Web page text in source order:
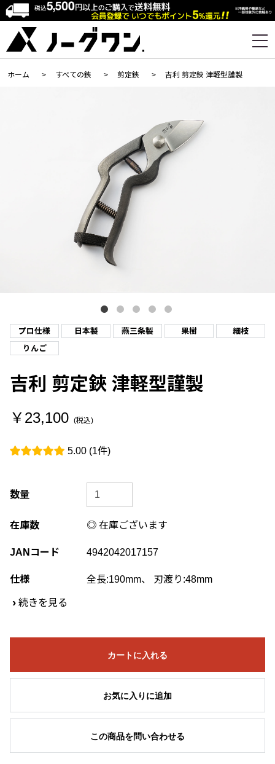
ホーム > すべての鋏 > 剪定鋏 > 吉利 剪定鋏 津軽型謹製
プロ仕様 日本製 燕三条製 果樹
細枝
りんご
吉利 剪定鋏 津軽型謹製
￥23,100 (税込)
5.00 (1件)
数量
在庫数 ◎ 在庫ございます
JANコード 4942042017157
仕様 全長:190mm、 刃渡り:48mm
› 続きを見る
カートに入れる
お気に入りに追加
この商品を問い合わせる